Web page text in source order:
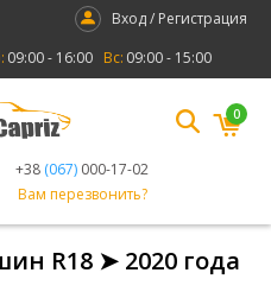
Вход / Регистрация
09:00 - 16:00 Вс: 09:00 - 15:00
+38 (067) 000-17-02
Вам перезвонить?
0
R18 ➤ 2020 года